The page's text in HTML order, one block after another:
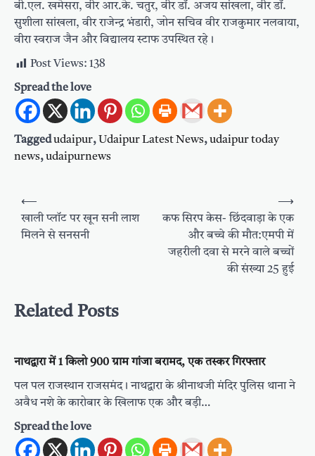
बी.एल. खमेसरा, वीर आर.के. चतुर, वीर डॉ. अजय सांखला, वीर डॉ.
सुशीला सांखला, वीर राजेन्द्र भंडारी, जोन सचिव वीर राजकुमार नलवाया,
वीरा स्वराज जैन और विद्यालय स्टाफ उपस्थित रहे।
Post Views: 138
Spread the love
Taggedudaipur, Udaipur Latest News,udaipur today
news,udaipurnews
Post
navigation
⟵
खाली प्लॉट पर खून सनी लाश
मिलने से सनसनी
कफ सिरप केस- छिंदवाड़ा के एक
और बच्चे की मौत:एमपी में
जहरीली दवा से मरने वाले बच्चों
की संख्या 25 हुई
⟶
Related Posts
नाथद्वारा में 1 किलो 900 ग्राम गांजा बरामद, एक तस्कर गिरफ्तार
पल पल राजस्थान राजसमंद। नाथद्वारा के श्रीनाथजी मंदिर पुलिस थाना ने
अवैध नशे के कारोबार के खिलाफ एक और बड़ी…
Spread the love